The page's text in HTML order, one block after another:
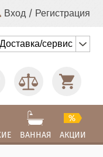
Вход / Регистрация
Доставка/сервис
ВАННАЯ АКЦИИ